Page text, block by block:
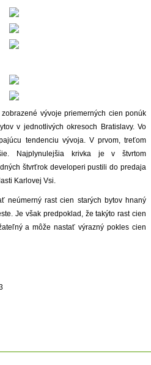
vývoje priemerných cien ponúk
v jednotlivých okresoch Bratislavy. Vo
tendenciu vývoja. V prvom, treťom
Najplynulejšia krivka je v štvrtom
štvrťrok developeri pustili do predaja
Karlovej Vsi.
neúmerný rast cien starých bytov hnaný
Je však predpoklad, že takýto rast cien
a môže nastať výrazný pokles cien